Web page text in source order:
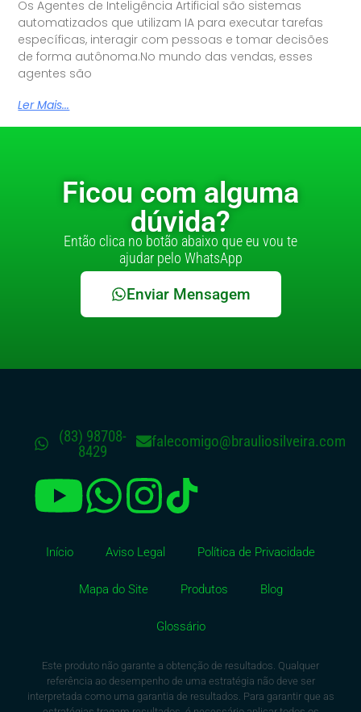
Os Agentes de Inteligência Artificial são sistemas
automatizados que utilizam IA para executar tarefas
específicas, interagir com pessoas e tomar decisões
de forma autônoma.No mundo das vendas, esses
agentes são
Ler Mais...
Ficou com alguma
dúvida?
Então clica no botão abaixo que eu vou te
ajudar pelo WhatsApp
Enviar Mensagem
(83) 98708-
8429
falecomigo@brauliosilveira.com
Início Aviso Legal Política de Privacidade
Mapa do Site Produtos Blog
Glossário
Este produto não garante a obtenção de resultados. Qualquer
referência ao desempenho de uma estratégia não deve ser
interpretada como uma garantia de resultados. Para garantir que as